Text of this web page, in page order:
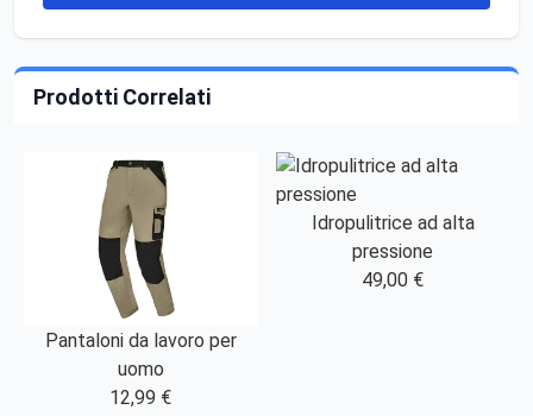
Prodotti Correlati
Pantaloni da lavoro per
uomo
12,99 €
Idropulitrice ad alta
pressione
49,00 €